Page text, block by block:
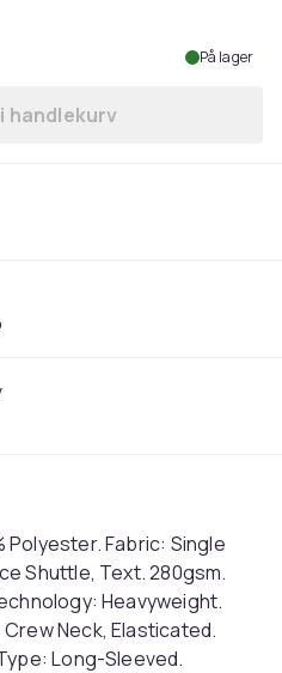
På lager
Legg NASA Womens/
handlekurv
Fabric: Single
Shuttle, Text. 280gsm.
Heavyweight.
Neck, Elasticated.
Long-Sleeved.